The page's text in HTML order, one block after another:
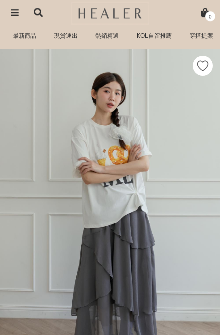
0
最新商品 現貨速出 熱銷精選 KOL自留推薦 穿搭提案